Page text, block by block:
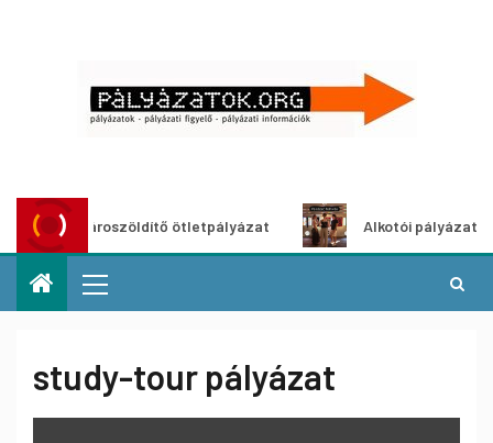
Városzöldítő ötletpályázat Alkotói pályázat
study-tour pályázat